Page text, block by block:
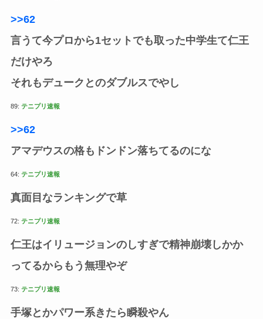
>>62
言うて今プロから1セットでも取った中学生て仁王
だけやろ
それもデュークとのダブルスでやし
89: テニプリ速報
>>62
アマデウスの格もドンドン落ちてるのにな
64: テニプリ速報
真面目なランキングで草
72: テニプリ速報
仁王はイリュージョンのしすぎで精神崩壊しかか
ってるからもう無理やぞ
73: テニプリ速報
手塚とかパワー系きたら瞬殺やん